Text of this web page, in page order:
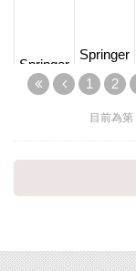
Springer
Springer
Link
Springer
Link
Springer
Link
1 2
目前為第